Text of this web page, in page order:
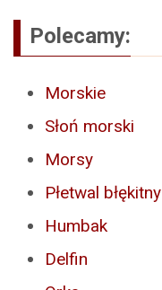
Polecamy:
Morskie
Słoń morski
Morsy
Płetwal błękitny
Humbak
Delfin